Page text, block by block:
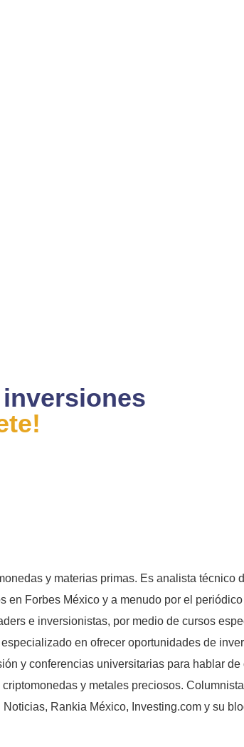
y materias primas. Es analista
en Forbes México y a menudo por el
e inversionistas, por medio de cursos
en ofrecer oportunidades de
y conferencias universitarias para hablar
y metales preciosos.
Rankia México, Investing.com y su